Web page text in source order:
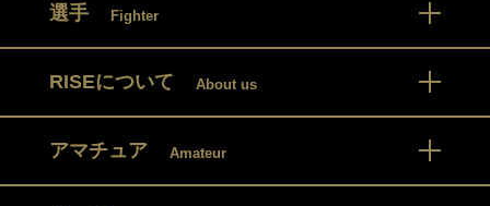
選手 Fighter
RISEについて About us
アマチュア Amateur